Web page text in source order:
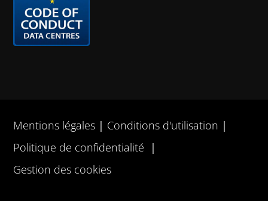
Mentions légales
Conditions d'utilisation
Politique de confidentialité
Gestion des cookies